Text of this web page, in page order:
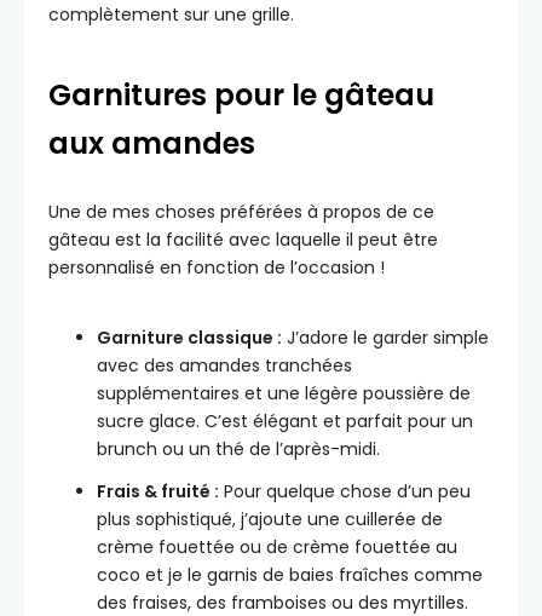
complètement sur une grille.
Garnitures pour le gâteau
aux amandes
Une de mes choses préférées à propos de ce
gâteau est la facilité avec laquelle il peut être
personnalisé en fonction de l’occasion !
Garniture classique : J’adore le garder simple
avec des amandes tranchées
supplémentaires et une légère poussière de
sucre glace. C’est élégant et parfait pour un
brunch ou un thé de l’après-midi.
Frais & fruité : Pour quelque chose d’un peu
plus sophistiqué, j’ajoute une cuillerée de
crème fouettée ou de crème fouettée au
coco et je le garnis de baies fraîches comme
des fraises, des framboises ou des myrtilles.